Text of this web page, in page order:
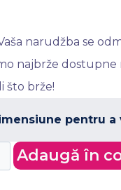
narudžba se
najbrže
što brže!
pentru a
Adaugă în